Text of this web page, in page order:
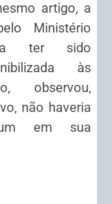
artigo, a
Ministério
ter sido
às
observou,
não haveria
em sua